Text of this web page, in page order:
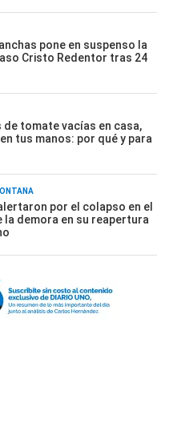
pone en suspenso la
Cristo Redentor tras 24
tomate vacías en casa,
tus manos: por qué y para
por el colapso en el
la demora en su reapertura